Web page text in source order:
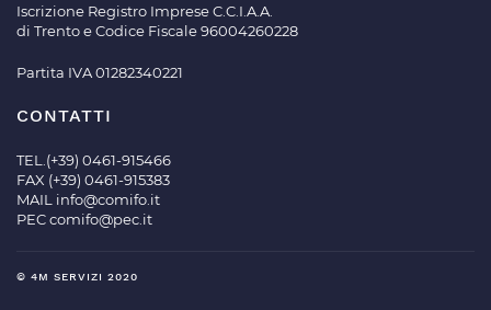
Iscrizione Registro Imprese C.C.I.A.A.
di Trento e Codice Fiscale 96004260228
Partita IVA 01282340221
CONTATTI
TEL.(+39) 0461-915466
FAX (+39) 0461-915383
MAIL info@comifo.it
PECcomifo@pec.it
© 4M SERVIZI 2020